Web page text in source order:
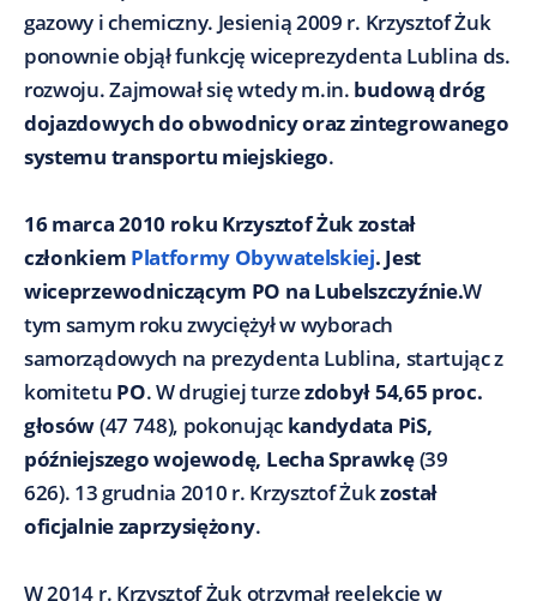
gazowy i chemiczny. Jesienią 2009 r. Krzysztof Żuk
ponownie objął funkcję wiceprezydenta Lublina ds.
rozwoju. Zajmował się wtedy m.in. budową dróg
dojazdowych do obwodnicy oraz zintegrowanego
systemu transportu miejskiego.
16 marca 2010 roku Krzysztof Żuk został
członkiem Platformy Obywatelskiej. Jest
wiceprzewodniczącym PO na Lubelszczyźnie.W
tym samym roku zwyciężył w wyborach
samorządowych na prezydenta Lublina, startując z
komitetu PO. W drugiej turzezdobył 54,65 proc.
głosów(47 748), pokonując kandydata PiS,
późniejszego wojewodę, Lecha Sprawkę(39
626). 13 grudnia 2010 r. Krzysztof Żukzostał
oficjalnie zaprzysiężony.
W 2014 r. Krzysztof Żuk otrzymał reelekcję w